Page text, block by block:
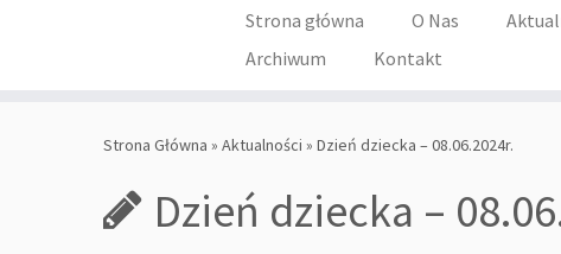
Strona główna O Nas
Archiwum
Kontakt
Strona Główna » Aktualności » Dzień dziecka – 08.06.2024r.
Dzień dziecka –